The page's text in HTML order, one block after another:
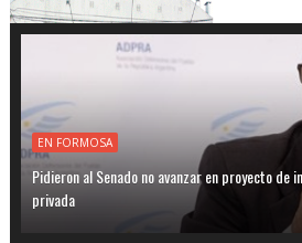
EN FORMOSA
Pidieron al Senado no avanzar en proyecto de
privada